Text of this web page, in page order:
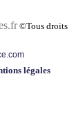
©Tous droits
légales